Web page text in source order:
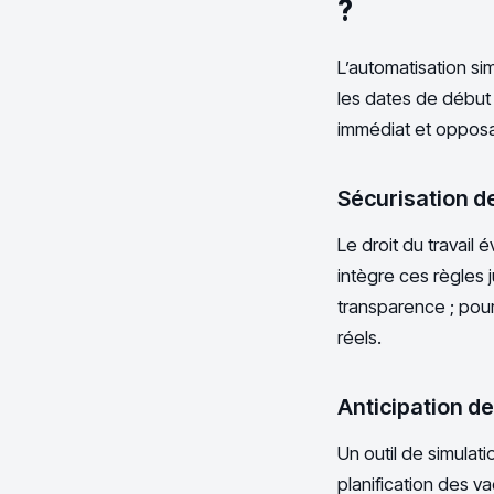
?
L’automatisation
les dates de début
immédiat et
Sécurisation
Le droit du travail
intègre ces règles
transparence ;
réels.
Anticipation
Un outil de
planification des